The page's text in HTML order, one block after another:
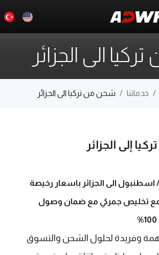
الى الجزائر
/ خدماتنا / شحن من تركيا الى الجزائر
إلى الجزائر
الى الجزائر باسعار رخيصة
تخليص جمركي مع ضمان وصول
وفريدة لحلول الشحن والتسوق